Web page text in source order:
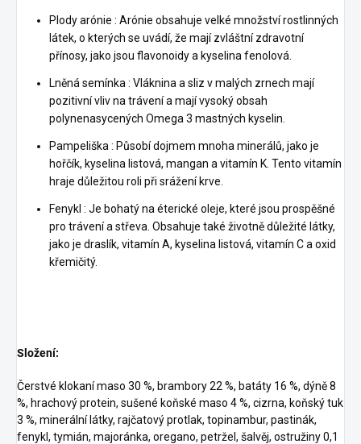
Plody arónie : Arónie obsahuje velké množství rostlinných
látek, o kterých se uvádí, že mají zvláštní zdravotní
přínosy, jako jsou flavonoidy a kyselina fenolová.
Lněná semínka : Vláknina a sliz v malých zrnech mají
pozitivní vliv na trávení a mají vysoký obsah
polynenasycených Omega 3 mastných kyselin.
Pampeliška : Působí dojmem mnoha minerálů, jako je
hořčík, kyselina listová, mangan a vitamín K. Tento vitamín
hraje důležitou roli při srážení krve.
Fenykl : Je bohatý na éterické oleje, které jsou prospěšné
pro trávení a střeva. Obsahuje také životně důležité látky,
jako je draslík, vitamín A, kyselina listová, vitamín C a oxid
křemičitý.
Složení:
Čerstvé klokaní maso 30 %, brambory 22 %, batáty 16 %, dýně 8
%, hrachový protein, sušené koňské maso 4 %, cizrna, koňský tuk
3 %, minerální látky, rajčatový protlak, topinambur, pastinák,
fenykl, tymián, majoránka, oregano, petržel, šalvěj, ostružiny 0,1